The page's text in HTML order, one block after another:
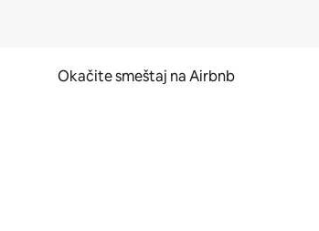
Okačite smeštaj na Airbnb